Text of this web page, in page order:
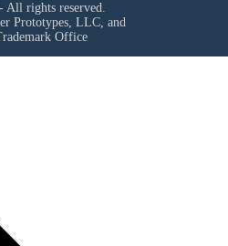
All rights reserved.
Prototypes, LLC, and
Office